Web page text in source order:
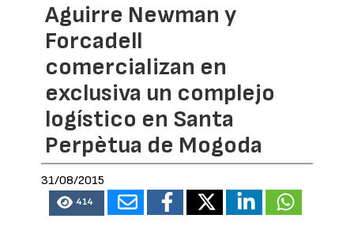
Aguirre Newman y
Forcadell
comercializan en
exclusiva un complejo
logístico en Santa
Perpètua de Mogoda
31/08/2015
414